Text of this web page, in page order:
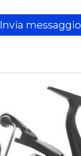
Invia messaggio